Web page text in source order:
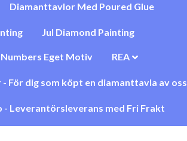
Diamanttavlor Med Poured Glue
Jul Diamond Painting
Eget Motiv REA
För dig som köpt en diamanttavla av oss
Leverantörsleverans med Fri Frakt